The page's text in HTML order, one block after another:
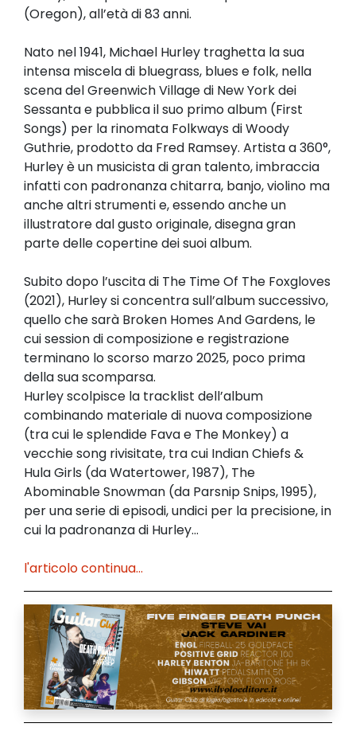
(Oregon), all’età di 83 anni.
Nato nel 1941, Michael Hurley traghetta la sua
intensa miscela di bluegrass, blues e folk, nella
scena del Greenwich Village di New York dei
Sessanta e pubblica il suo primo album (First
Songs) per la rinomata Folkways di Woody
Guthrie, prodotto da Fred Ramsey. Artista a 360°,
Hurley è un musicista di gran talento, imbraccia
infatti con padronanza chitarra, banjo, violino ma
anche altri strumenti e, essendo anche un
illustratore dal gusto originale, disegna gran
parte delle copertine dei suoi album.
Subito dopo l’uscita di The Time Of The Foxgloves
(2021), Hurley si concentra sull’album successivo,
quello che sarà Broken Homes And Gardens, le
cui session di composizione e registrazione
terminano lo scorso marzo 2025, poco prima
della sua scomparsa.
Hurley scolpisce la tracklist dell’album
combinando materiale di nuova composizione
(tra cui le splendide Fava e The Monkey) a
vecchie song rivisitate, tra cui Indian Chiefs &
Hula Girls (da Watertower, 1987), The
Abominable Snowman (da Parsnip Snips, 1995),
per una serie di episodi, undici per la precisione, in
cui la padronanza di Hurley...
l'articolo continua...